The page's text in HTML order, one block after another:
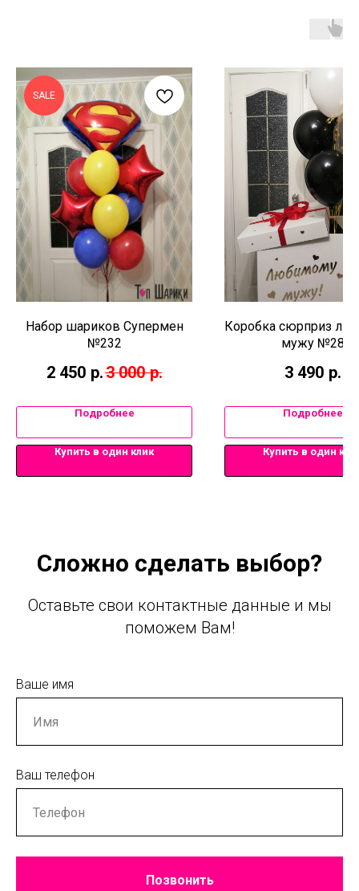
SALE
Набор шариков Супермен
№232
2 450 р.3 000 р.
Подробнее
Купить в один клик
Коробка сюрприз
мужу №28
3 490 р.
Подробнее
Купить в один
Сложно сделать выбор?
Оставьте свои контактные данные и мы
поможем Вам!
Ваше имя
Ваш телефон
Позвонить